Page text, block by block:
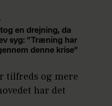
en drejning, da
syg: ”Træning har
denne krise”
tilfreds og mere
har det